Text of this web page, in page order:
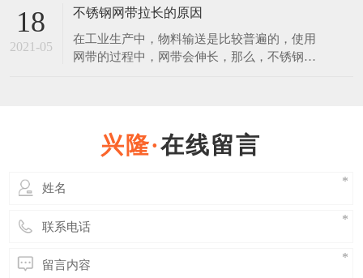
载体和其运输方式相比具有操作安全、使用方
便、维修容易、运费低廉且可实现连续化，缩
短运输距离等优点。 普通输送带产品说明：
覆盖层：拉伸强度不小于15Mpa，扯断伸长度
18
2021-05
不锈钢网带拉长的原因
在工业生产中，物料输送是比较普遍的，使用
网带的过程中，网带会伸长，那么，不锈钢网
性，而这些伸长后是缩不回来的。 延伸性的
在线留言